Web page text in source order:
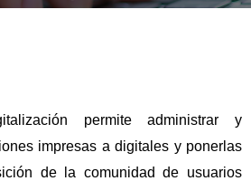
permite administrar y
impresas a digitales y ponerlas
de la comunidad de usuarios